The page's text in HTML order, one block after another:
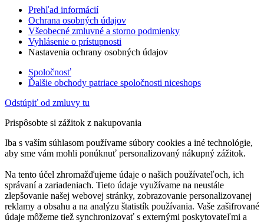
Prehľad informácií
Ochrana osobných údajov
Všeobecné zmluvné a storno podmienky
Vyhlásenie o prístupnosti
Nastavenia ochrany osobných údajov
Spoločnosť
Ďalšie obchody patriace spoločnosti niceshops
Odstúpiť od zmluvy tu
Prispôsobte si zážitok z nakupovania
Iba s vaším súhlasom používame súbory cookies a iné technológie,
aby sme vám mohli ponúknuť personalizovaný nákupný zážitok.
Na tento účel zhromažďujeme údaje o našich používateľoch, ich
správaní a zariadeniach. Tieto údaje využívame na neustále
zlepšovanie našej webovej stránky, zobrazovanie personalizovanej
reklamy a obsahu a na analýzu štatistík používania. Vaše zašifrované
údaje môžeme tiež synchronizovať s externými poskytovateľmi a